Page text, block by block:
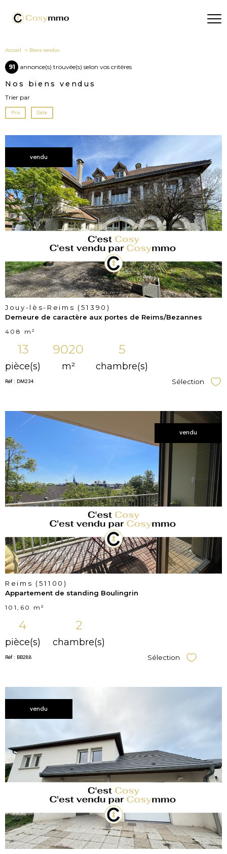
Accueil Biens vendus
91 annonce(s) trouvée(s) selon vos critères
Nos biens vendus
Trier par
Prix Date
vendu
voir le
bien
Jouy-lès-Reims (51390)
Demeure de caractère aux portes de Reims/Bezannes
408 m²
13
pièce(s)
9020
m²
5
chambre(s)
Réf : DM234 Sélection
vendu
voir le
bien
Reims (51100)
Appartement de standing Boulingrin
101,60 m²
4
pièce(s)
2
chambre(s)
Réf : BB288 Sélection Sélectionner
vendu
voir le
bien